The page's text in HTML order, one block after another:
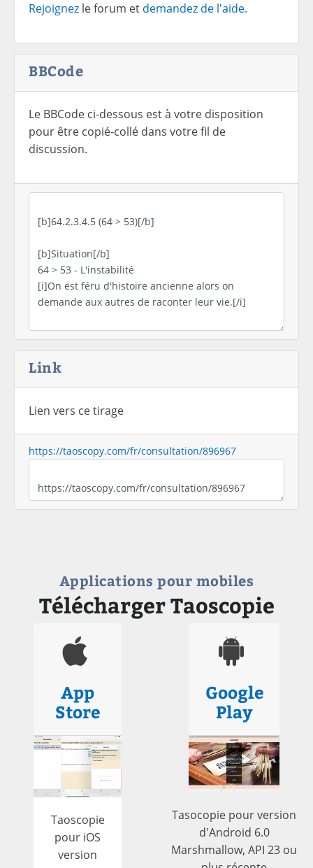
Rejoignez le forum et demandez de l'aide.
BBCode
Le BBCode ci-dessous est à votre disposition
pour être copié-collé dans votre fil de
discussion.
Link
Lien vers ce tirage
https://taoscopy.com/fr/consultation/896967
Applications pour mobiles
Télécharger Taoscopie
App
Store
Taoscopie
pour iOS
version
Google
Play
Tasocopie pour version
d'Android 6.0
Marshmallow, API 23 ou